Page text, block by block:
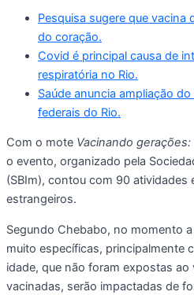
Pesquisa sugere que vacina
do coração.
Covid é principal causa de
respiratória no Rio.
Saúde anuncia ampliação
federais do Rio.
Com o mote Vacinando
o evento, organizado pela
(SBIm), contou com 90 atividades
estrangeiros.
Segundo Chebabo, no momento
muito específicas, principalmente
idade, que não foram expostas ao
vacinadas, serão impactadas de